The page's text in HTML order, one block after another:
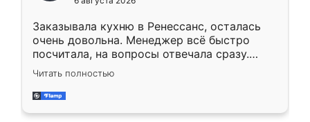
мебели буду заказывать только здесь.
Заказывала кухню в Ренессанс, осталась
очень довольна. Менеджер всё быстро
посчитала, на вопросы отвечала сразу.
Замерщик приехал в субботу, подошёл к
делу со всей ответственностью. Собрали
за день, ребята работали аккуратно, даже
Читать полностью